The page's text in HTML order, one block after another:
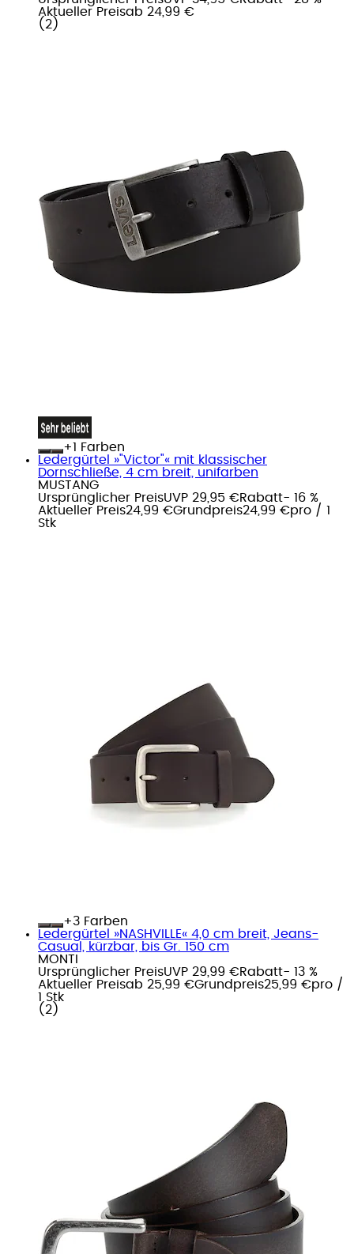
Aktueller Preisab 24,99 €
( 2 )
+
Farben
Ledergürtel »"Victor"« mit klassischer
Dornschließe, 4 cm breit, unifarben
MUSTANG
Ursprünglicher PreisUVP 29,95 €Rabatt- 16 %
Aktueller Preis24,99 €Grundpreis24,99 €pro / 1
Stk
+
Farben
Ledergürtel »NASHVILLE« 4,0 cm breit, Jeans-
Casual, kürzbar, bis Gr. 150 cm
MONTI
Ursprünglicher PreisUVP 29,99 €Rabatt- 13 %
Aktueller Preisab 25,99 €Grundpreis25,99 €pro /
1 Stk
( 2 )